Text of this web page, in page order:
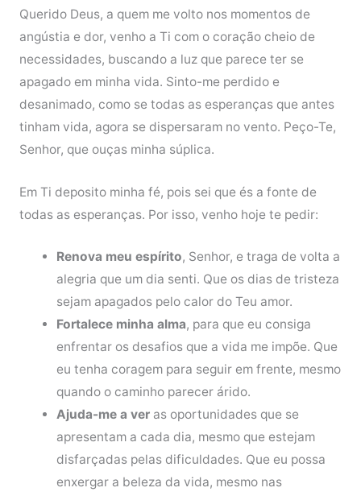
Querido Deus, a quem me volto nos momentos de
angústia e dor, venho a Ti com o coração cheio de
necessidades, buscando a luz que parece ter se
apagado em minha vida. Sinto-me perdido e
desanimado, como se todas as esperanças que antes
tinham vida, agora se dispersaram no vento. Peço-Te,
Senhor, que ouças minha súplica.
Em Ti deposito minha fé, pois sei que és a fonte de
todas as esperanças. Por isso, venho hoje te pedir:
Renova meu espírito, Senhor, e traga de volta a
alegria que um dia senti. Que os dias de tristeza
sejam apagados pelo calor do Teu amor.
Fortalece minha alma, para que eu consiga
enfrentar os desafios que a vida me impõe. Que
eu tenha coragem para seguir em frente, mesmo
quando o caminho parecer árido.
Ajuda-me a ver as oportunidades que se
apresentam a cada dia, mesmo que estejam
disfarçadas pelas dificuldades. Que eu possa
enxergar a beleza da vida, mesmo nas